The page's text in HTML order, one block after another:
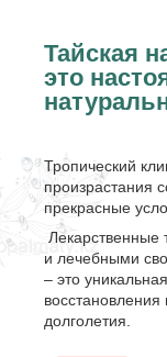
Тайская
это
Тропический
произрастания
прекрасные
и лечебными
– это
восстановления
долголетия.